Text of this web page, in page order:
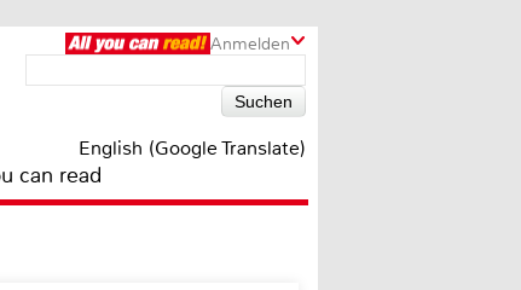
Anmelden
English (Google Translate)
can read